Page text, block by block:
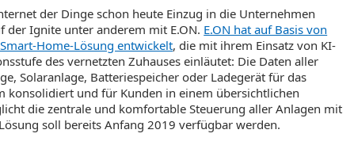
der Dinge schon heute Einzug in die Unternehmen
Ignite unter anderem mit E.ON. E.ON hat auf Basis von
Home-Lösung entwickelt, die mit ihrem Einsatz von KI-
des vernetzten Zuhauses einläutet: Die Daten aller
Solaranlage, Batteriespeicher oder Ladegerät für das
konsolidiert und für Kunden in einem übersichtlichen
die zentrale und komfortable Steuerung aller Anlagen mit
soll bereits Anfang 2019 verfügbar werden.